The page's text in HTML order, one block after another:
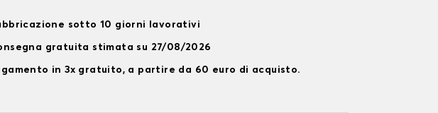
sotto 10 giorni lavorativi
gratuita stimata su 27/08/2026
in 3x gratuito, a partire da 60 euro di acquisto.